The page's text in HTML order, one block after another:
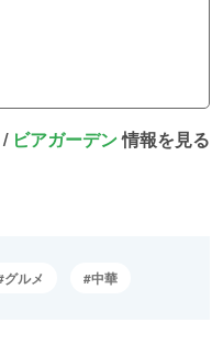
/ ビアガーデン情報を見る
グルメ 中華